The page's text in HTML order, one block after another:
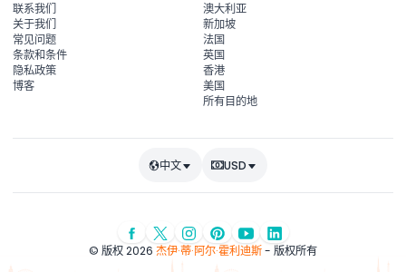
联系我们
关于我们
常见问题
条款和条件
隐私政策
博客
澳大利亚
新加坡
法国
英国
香港
美国
所有目的地
中文 USD
© 版权 2026 杰伊·蒂·阿尔·霍利迪斯- 版权所有